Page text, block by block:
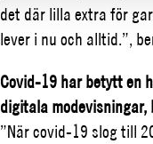
det där lilla extra för
lever i nu och alltid.”,
Covid-19 har betytt en
digitala
”När covid-19 slog till